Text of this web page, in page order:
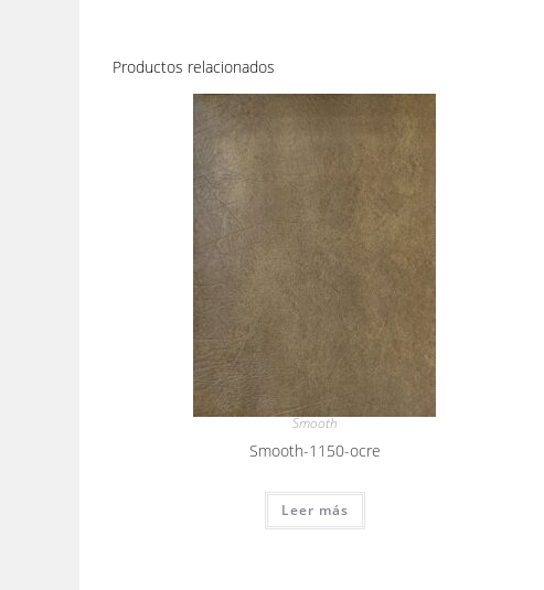
Productos relacionados
Smooth
Smooth-1150-ocre
Leer más